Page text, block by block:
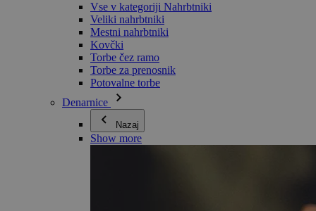
Vse v kategoriji Nahrbtniki
Veliki nahrbtniki
Mestni nahrbtniki
Kovčki
Torbe čez ramo
Torbe za prenosnik
Potovalne torbe
Denarnice
Nazaj
Show more